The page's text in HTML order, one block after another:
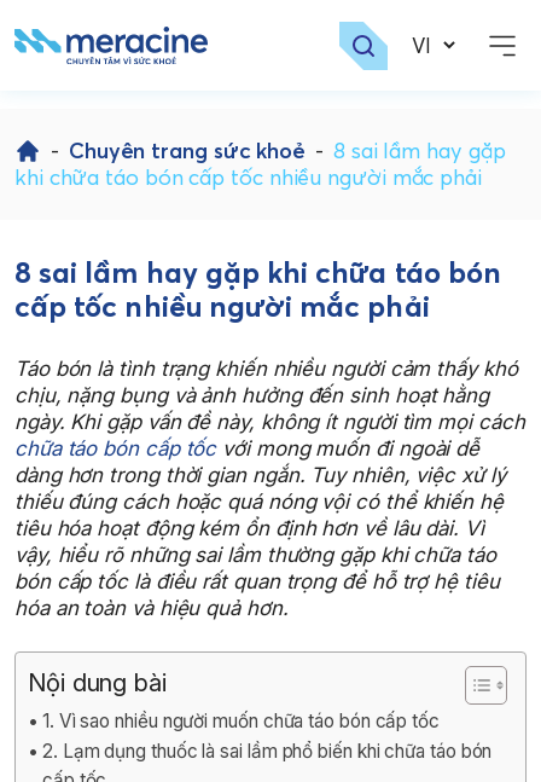
to
content
- Chuyên trang sức khoẻ - 8 sai lầm hay gặp
khi chữa táo bón cấp tốc nhiều người mắc phải
8 sai lầm hay gặp khi chữa táo bón
cấp tốc nhiều người mắc phải
Táo bón là tình trạng khiến nhiều người cảm thấy khó
chịu, nặng bụng và ảnh hưởng đến sinh hoạt hằng
ngày. Khi gặp vấn đề này, không ít người tìm mọi cách
chữa táo bón cấp tốcvới mong muốn đi ngoài dễ
dàng hơn trong thời gian ngắn. Tuy nhiên, việc xử lý
thiếu đúng cách hoặc quá nóng vội có thể khiến hệ
tiêu hóa hoạt động kém ổn định hơn về lâu dài. Vì
vậy, hiểu rõ những sai lầm thường gặp khi chữa táo
bón cấp tốc là điều rất quan trọng để hỗ trợ hệ tiêu
hóa an toàn và hiệu quả hơn.
Nội dung bài
1. Vì sao nhiều người muốn chữa táo bón cấp tốc
2. Lạm dụng thuốc là sai lầm phổ biến khi chữa táo bón